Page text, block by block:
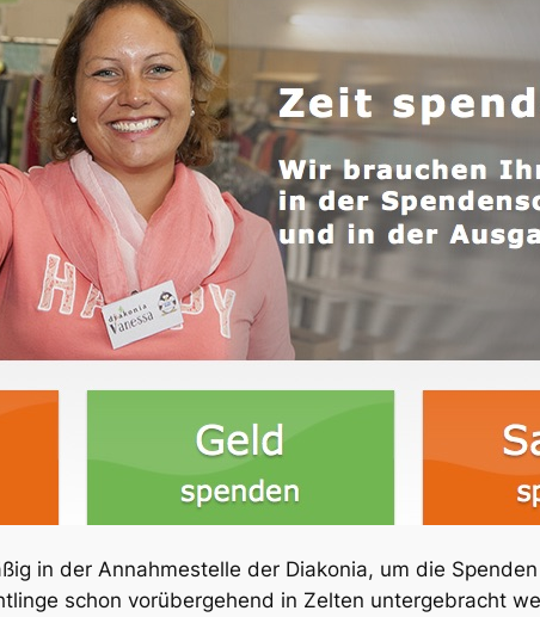
in der Annahmestelle der Diakonia, um die
schon vorübergehend in Zelten untergebracht